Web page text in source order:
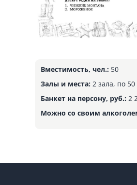
Вместимость, чел.: 50
Залы и места: 2 зала, по 50
Банкет на персону, руб.: 2
Можно со своим